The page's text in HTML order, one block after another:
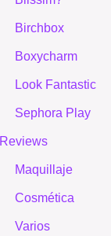
Birchbox
Boxycharm
Look Fantastic
Sephora Play
Reviews
Maquillaje
Cosmética
Varios